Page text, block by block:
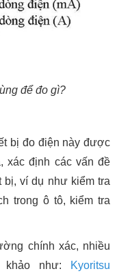
để đo gì?
bị đo điện này được
xác định các vấn đề
bị, ví dụ như kiểm tra
trong ô tô, kiểm tra
chính xác, nhiều
khảo như:
Kyoritsu